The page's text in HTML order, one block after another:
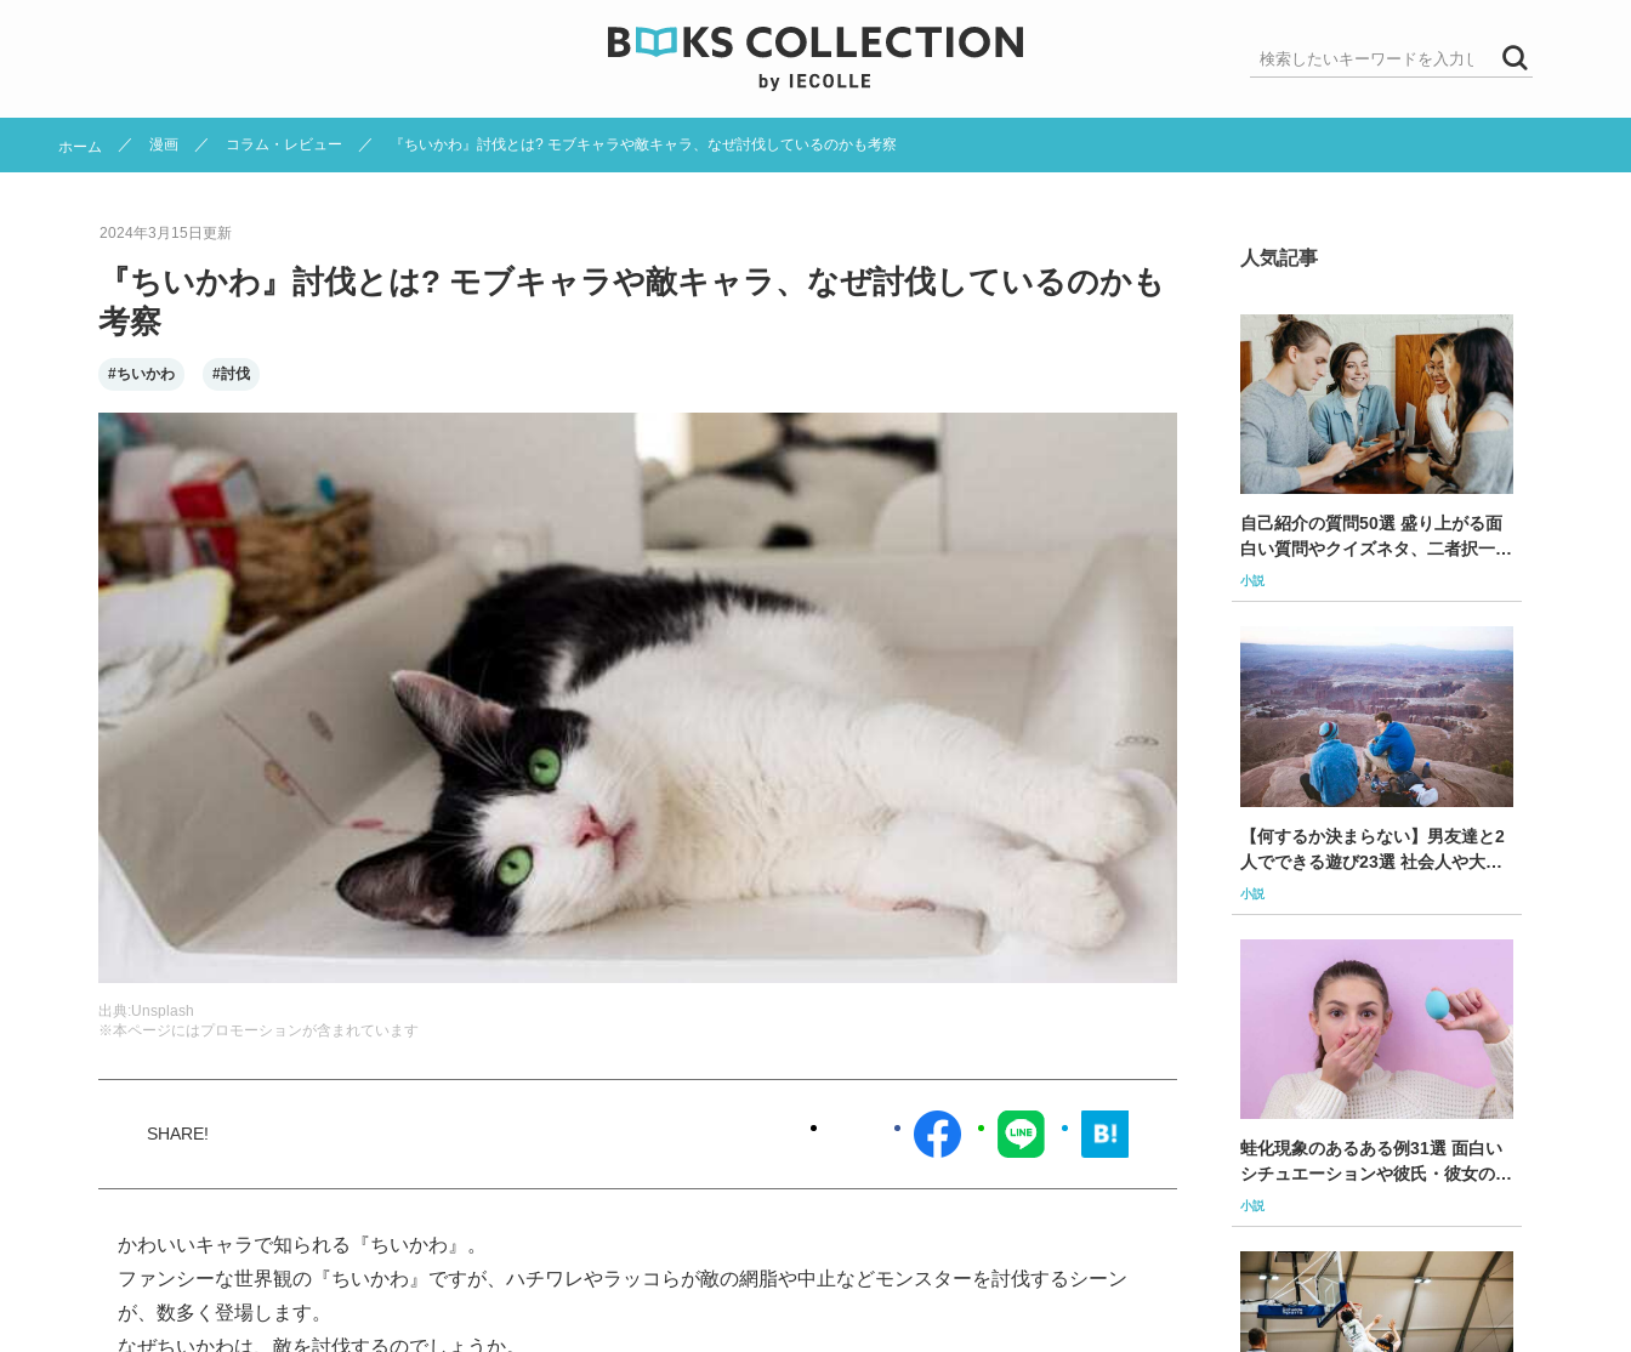
ホーム 漫画 コラム・レビュー 『ちいかわ』討伐とは? モブキャラや敵キャラ、なぜ討伐しているのかも考察
2024年3月15日更新
『ちいかわ』討伐とは? モブキャラや敵キャラ、なぜ討伐しているのかも
考察
#ちいかわ #討伐
出典:Unsplash
※本ページにはプロモーションが含まれています
かわいいキャラで知られる『ちいかわ』。
ファンシーな世界観の『ちいかわ』ですが、ハチワレやラッコらが敵の網脂や中止などモンスターを討伐するシーン
が、数多く登場します。
なぜちいかわは、敵を討伐するのでしょうか。
人気記事
自己紹介の質問50選 盛り上がる面
白い質問やクイズネタ、二者択一の
質問も紹介
小説
【何するか決まらない】男友達と2
人でできる遊び23選 社会人や大人
も必見
小説
蛙化現象のあるある例31選 面白い
シチュエーションや彼氏・彼女の行
動についても紹介
小説